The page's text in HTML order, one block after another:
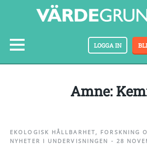
LOGGA IN
amne:
EKOLOGISK HÅLLBARHET, FORSKNING
NYHETER I UNDERVISNINGEN - 28